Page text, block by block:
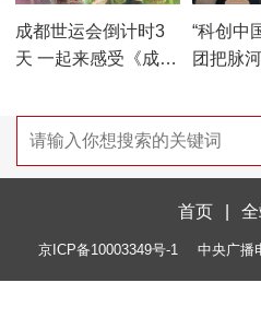
成都世运会倒计时3
天 一起来感受《成都
“科创中
团把脉
首页
京ICP备10003349号-1 中央广播